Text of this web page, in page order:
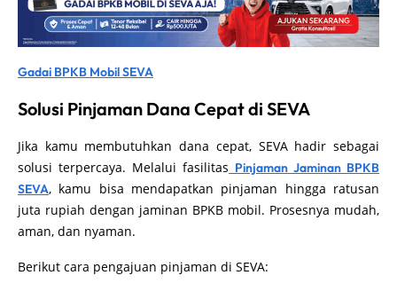
Gadai BPKB Mobil SEVA
Solusi Pinjaman Dana Cepat di SEVA
Jika kamu membutuhkan dana cepat, SEVA hadir sebagai
solusi terpercaya. Melalui fasilitas Pinjaman Jaminan BPKB
SEVA, kamu bisa mendapatkan pinjaman hingga ratusan
juta rupiah dengan jaminan BPKB mobil. Prosesnya mudah,
aman, dan nyaman.
Berikut cara pengajuan pinjaman di SEVA: